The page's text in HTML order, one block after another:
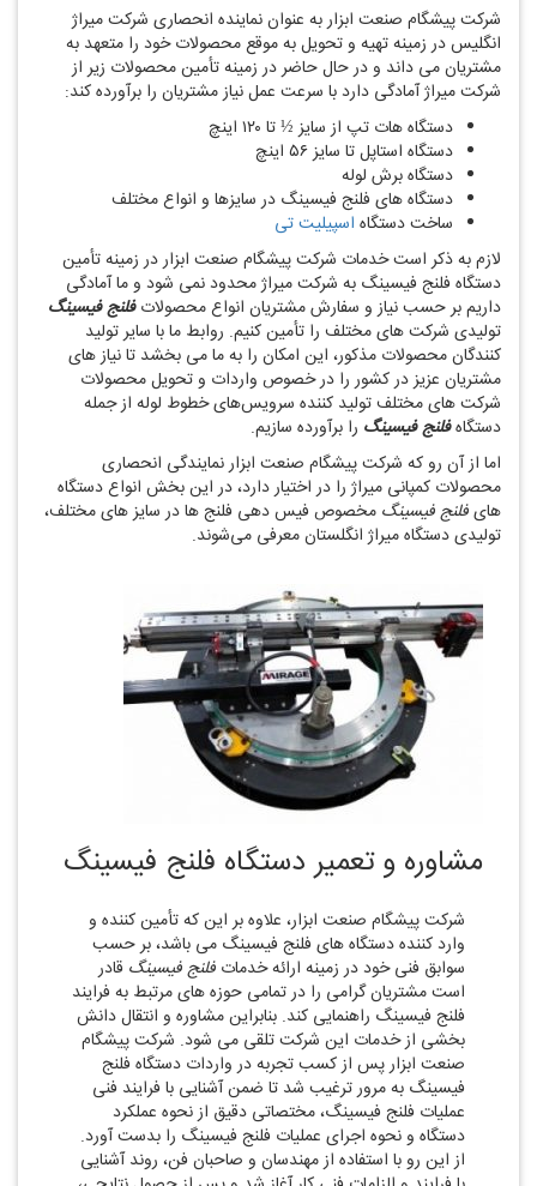
شرکت پیشگام صنعت ابزار به عنوان نماینده انحصاری شرکت میراژ
انگلیس در زمینه تهیه و تحویل به موقع محصولات خود را متعهد به
مشتریان می‌ داند و در حال حاضر در زمینه تأمین محصولات زیر از
شرکت میراژ آمادگی دارد با سرعت عمل نیاز مشتریان را برآورده کند:
دستگاه هات تپ از سایز ½ تا ۱۲۰ اینچ
دستگاه استاپل تا سایز ۵۶ اینچ
دستگاه برش لوله
دستگاه ‌های فلنج فیسینگ در سایزها و انواع مختلف
ساخت دستگاه اسپیلیت تی
لازم به ذکر است خدمات شرکت پیشگام صنعت ابزار در زمینه تأمین
دستگاه فلنج فیسینگ به شرکت میراژ محدود نمی ‌شود و ما آمادگی
داریم بر حسب نیاز و سفارش مشتریان انواع محصولاتفلنج فیسینگ
تولیدی شرکت‌ های مختلف را تأمین کنیم. روابط ما با سایر تولید
کنندگان محصولات مذکور، این امکان را به ما می‌ بخشد تا نیاز های
مشتریان عزیز در کشور را در خصوص واردات و تحویل محصولات
شرکت‌ های مختلف تولید کننده سرویس‌های خطوط لوله از جمله
دستگاهفلنج فیسینگ را برآورده سازیم.
اما از آن رو که شرکت پیشگام صنعت ابزار نمایندگی انحصاری
محصولات کمپانی میراژ را در اختیار دارد، در این بخش انواع دستگاه
‌هایفلنج فیسینگ مخصوص فیس دهی فلنج‌ ها در سایز های مختلف،
تولیدی دستگاه میراژ انگلستان معرفی می‌شوند.
مشاوره و تعمیر دستگاه فلنج فیسینگ
شرکت پیشگام صنعت ابزار، علاوه بر این‌ که تأمین کننده و
وارد کننده دستگاه‌ های فلنج فیسینگ می ‌باشد، بر حسب
سوابق فنی خود در زمینه ارائه خدمات فلنج فیسینگ قادر
است مشتریان گرامی را در تمامی حوزه ‌های مرتبط به فرایند
فلنج فیسینگ راهنمایی کند. بنابراین مشاوره و انتقال دانش
بخشی از خدمات این شرکتتلقی می ‌شود. شرکت پیشگام
صنعت ابزار پس از کسب تجربه در واردات دستگاه فلنج
فیسینگ به مرور ترغیب شد تا ضمن آشنایی با فرایند فنی
عملیات فلنج فیسینگ، مختصاتی دقیق از نحوه عملکرد
دستگاه و نحوه اجرای عملیات فلنج فیسینگ را بدست آورد.
از این رو با استفاده از مهندسان و صاحبان فن، روند آشنایی